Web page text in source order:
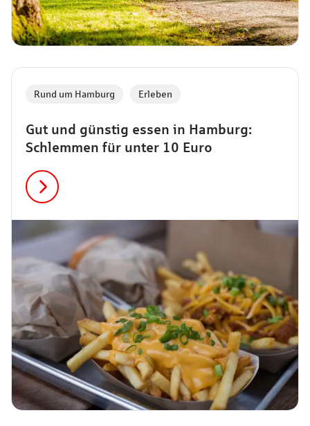
Gut und günstig essen in Hamburg:
Schlemmen für unter 10 Euro
Rund um Hamburg Erleben